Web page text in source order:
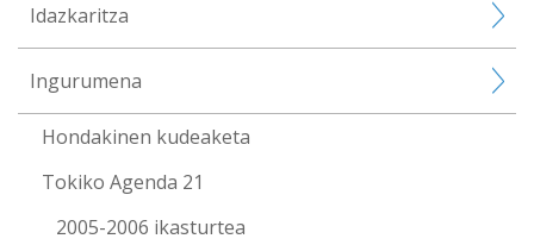
Idazkaritza
Ingurumena
Hondakinen kudeaketa
Tokiko Agenda 21
2005-2006 ikasturtea